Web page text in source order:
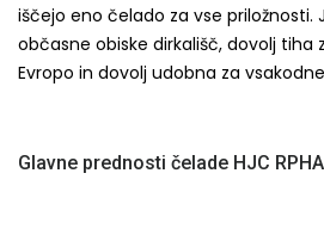
iščejo eno čelado za vse priložnosti.
občasne obiske dirkališč, dovolj
Evropo in dovolj udobna za
Glavne prednosti čelade HJC